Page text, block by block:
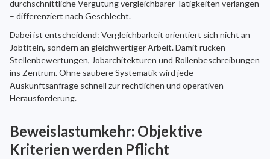
durchschnittliche Vergütung vergleichbarer Tätigkeiten verlangen
– differenziert nach Geschlecht.
Dabei ist entscheidend: Vergleichbarkeit orientiert sich nicht an
Jobtiteln, sondern an gleichwertiger Arbeit. Damit rücken
Stellenbewertungen, Jobarchitekturen und Rollenbeschreibungen
ins Zentrum. Ohne saubere Systematik wird jede
Auskunftsanfrage schnell zur rechtlichen und operativen
Herausforderung.
Beweislastumkehr: Objektive
Kriterien werden Pflicht